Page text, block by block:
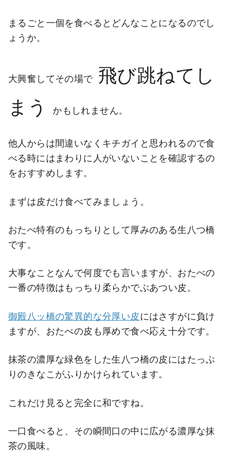
まるごと一個を食べるとどんなことになるのでし
ょうか。
大興奮してその場で 飛び跳ねてし
まう
かもしれません。
他人からは間違いなくキチガイと思われるので食
べる時にはまわりに人がいないことを確認するの
をおすすめします。
まずは皮だけ食べてみましょう。
おたべ特有のもっちりとして厚みのある生八つ橋
です。
大事なことなんで何度でも言いますが、おたべの
一番の特徴はもっちり柔らかでぶあつい皮。
御殿八ッ橋の驚異的な分厚い皮にはさすがに負け
ますが、おたべの皮も厚めで食べ応え十分です。
抹茶の濃厚な緑色をした生八つ橋の皮にはたっぷ
りのきなこがふりかけられています。
これだけ見ると完全に和ですね。
一口食べると、その瞬間口の中に広がる濃厚な抹
茶の風味。